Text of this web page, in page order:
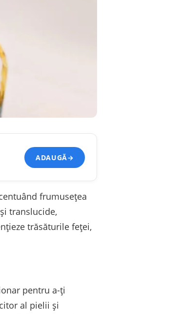
ADAUGĂ→
frumusețea
translucide,
trăsăturile feței,
pentru a-ți
al pielii și